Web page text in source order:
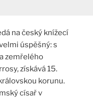
na český knížecí
úspěšný: s
zemřelého
získává 15.
korunu.
císař v